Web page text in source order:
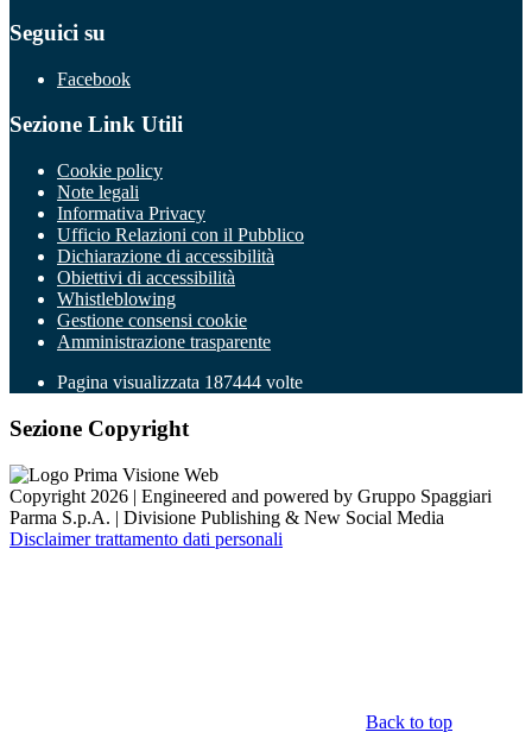
Seguici su
Facebook
Sezione Link Utili
Cookie policy
Note legali
Informativa Privacy
Ufficio Relazioni con il Pubblico
Dichiarazione di accessibilità
Obiettivi di accessibilità
Whistleblowing
Gestione consensi cookie
Amministrazione trasparente
Pagina visualizzata 187444 volte
Sezione Copyright
Copyright 2026 | Engineered and powered by Gruppo Spaggiari
Parma S.p.A. | Divisione Publishing & New Social Media
Disclaimer trattamento dati personali
Back to top